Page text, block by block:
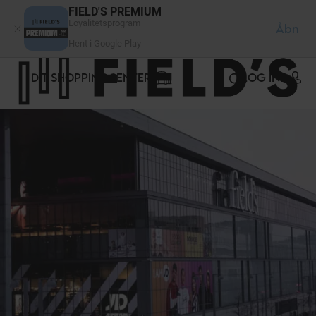
FIELD'S PREMIUM
Åbn
DIT SHOPPINGCENTER LOG IND
CCookie-styringspanel